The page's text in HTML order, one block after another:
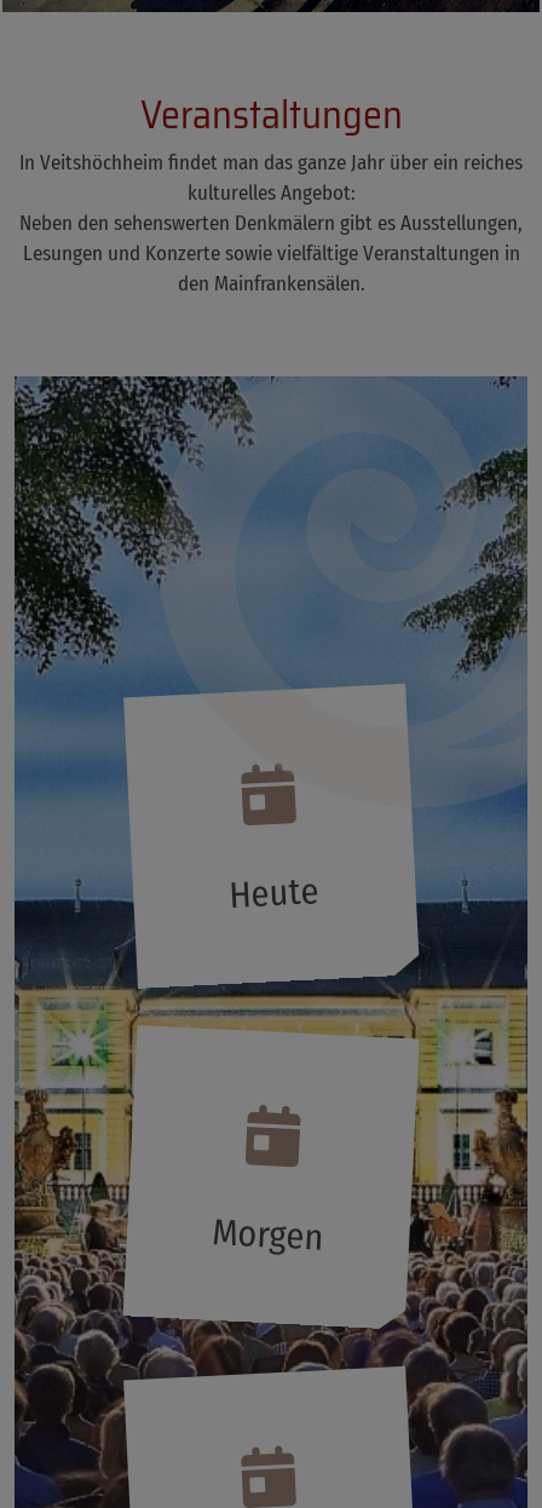
Veranstaltungen
In Veitshöchheim findet man das ganze Jahr über ein reiches
kulturelles Angebot:
Neben den sehenswerten Denkmälern gibt es Ausstellungen,
Lesungen und Konzerte sowie vielfältige Veranstaltungen in
den Mainfrankensälen.
Heute
Morgen